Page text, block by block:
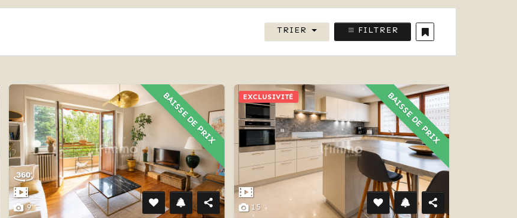
TRIER FILTRER
9
BAISSE DE PRIX
15
BAISSE DE PRIX
EXCLUSIVITÉ